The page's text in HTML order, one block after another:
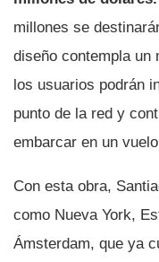
millones se
diseño contempla un
los usuarios podrán
punto de la red y
embarcar en un
Con esta obra,
como Nueva York,
Ámsterdam, que ya